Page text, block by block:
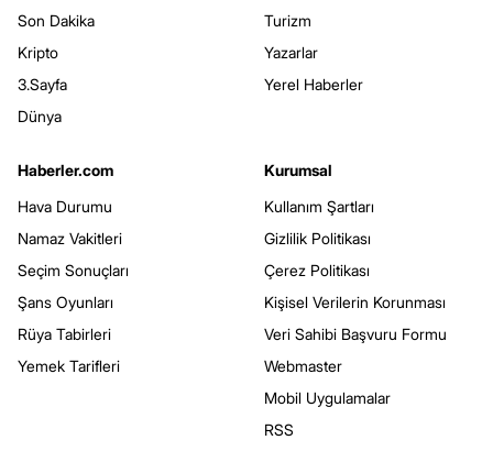
Son Dakika
Kripto
3.Sayfa
Dünya
Turizm
Yazarlar
Yerel Haberler
Haberler.com
Hava Durumu
Namaz Vakitleri
Seçim Sonuçları
Şans Oyunları
Rüya Tabirleri
Yemek Tarifleri
Kurumsal
Kullanım Şartları
Gizlilik Politikası
Çerez Politikası
Kişisel Verilerin Korunması
Veri Sahibi Başvuru Formu
Webmaster
Mobil Uygulamalar
RSS